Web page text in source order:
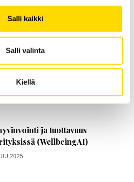
Salli kaikki
Salli valinta
Kiellä
ja tuottavuus
(WellbeingAI)
2025